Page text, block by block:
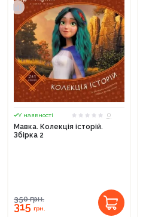
У наявності
0
Мавка. Колекція історій.
Збірка 2
350грн.
315грн.